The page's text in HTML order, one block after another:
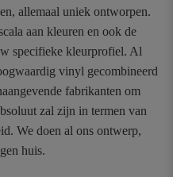
allemaal uniek ontworpen.
aan kleuren en ook de
specifieke kleurprofiel. Al
vinyl gecombineerd
fabrikanten om
zal zijn in termen van
We doen al ons ontwerp,
huis.